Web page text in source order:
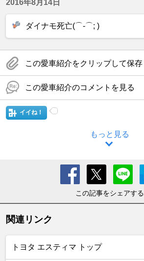
2016年8月14日
ダイナモ死亡(⌒-⌒; )
この愛車紹介をクリップして保存
この愛車紹介のコメントを見る
イイね！
もっと見る
この記事をシェアする
関連リンク
トヨタ エスティマ トップ